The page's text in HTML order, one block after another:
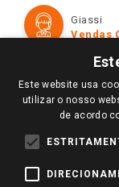
Televendas
Perguntas
Trabalhe Conosco
Identidade Visual
Formas de
Políticas de
Trocas e
Giassi
Vendas
Redes Sociais
Este website usa
utilizar o nosso
de acordo